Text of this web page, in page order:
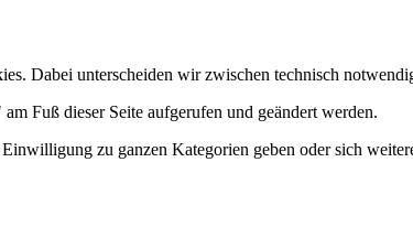
Dabei unterscheiden wir zwischen technisch
Fuß dieser Seite aufgerufen und geändert werden.
zu ganzen Kategorien geben oder sich